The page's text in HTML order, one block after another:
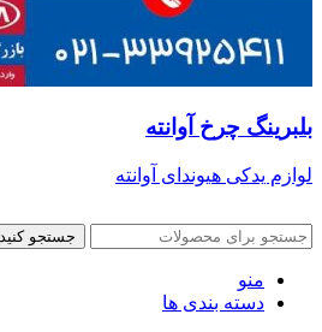
بلبرینگ چرخ آوانته
لوازم یدکی هیوندای آوانته
جستجو کنید
منو
دسته بندی ها